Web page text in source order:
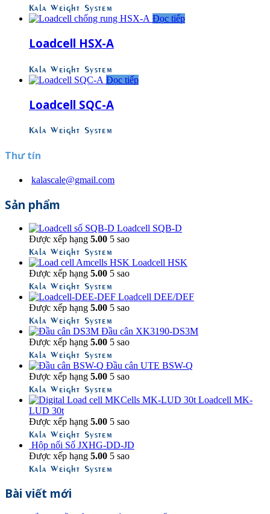
Kala Weight System
Đọc tiếp
Loadcell HSX-A
Kala Weight System
Đọc tiếp
Loadcell SQC-A
Kala Weight System
Thư tín
kalascale@gmail.com
Sản phẩm
Loadcell SQB-D
Được xếp hạng 5.00 5 sao
Kala Weight System
Loadcell HSK
Được xếp hạng 5.00 5 sao
Kala Weight System
Loadcell DEE/DEF
Được xếp hạng 5.00 5 sao
Kala Weight System
Đầu cân XK3190-DS3M
Được xếp hạng 5.00 5 sao
Kala Weight System
Đầu cân UTE BSW-Q
Được xếp hạng 5.00 5 sao
Kala Weight System
Loadcell MK-
LUD 30t
Được xếp hạng 5.00 5 sao
Kala Weight System
Hộp nối Số JXHG-DD-JD
Được xếp hạng 5.00 5 sao
Kala Weight System
Bài viết mới